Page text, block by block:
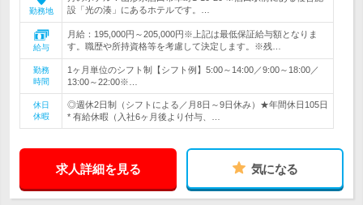
勤務地
設「光の湊」にあるホテルです。…
給与
月給：195,000円～205,000円※上記は最低保証給与額となりま
す。職歴や所持資格等を考慮して決定します。※残…
勤務
時間
1ヶ月単位のシフト制【シフト例】5:00～14:00／9:00～18:00／
13:00～22:00※…
休日
休暇
◎週休2日制（シフトによる／月8日～9日休み）★年間休日105日
* 有給休暇（入社6ヶ月後より付与、…
求人詳細を見る 気になる